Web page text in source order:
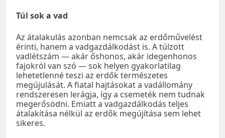
Túl sok a vad
Az átalakulás azonban nemcsak az erdőművelést
érinti, hanem a vadgazdálkodást is. A túlzott
vadlétszám — akár őshonos, akár idegenhonos
fajokról van szó — sok helyen gyakorlatilag
lehetetlenné teszi az erdők természetes
megújulását. A fiatal hajtásokat a vadállomány
rendszeresen lerágja, így a csemeték nem tudnak
megerősödni. Emiatt a vadgazdálkodás teljes
átalakítása nélkül az erdők megújítása sem lehet
sikeres.